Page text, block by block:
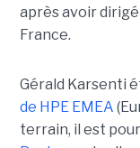
après avoir
France.
Gérald Karsenti
de HPE EMEA
terrain, il est